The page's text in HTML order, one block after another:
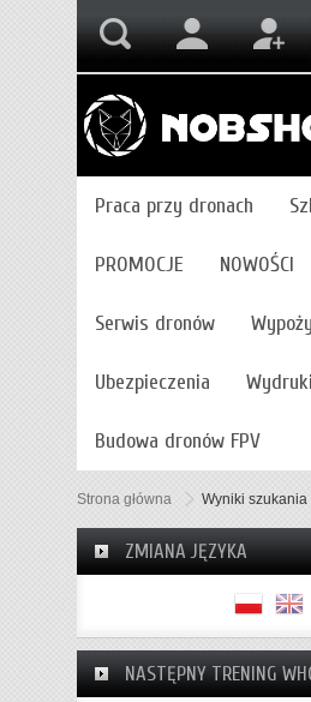
Praca przy dronach
PROMOCJE NOWOŚCI
Serwis dronów
Ubezpieczenia
Budowa dronów FPV
Strona główna Wyniki szukania
ZMIANA JĘZYKA
NASTĘPNY TRENING